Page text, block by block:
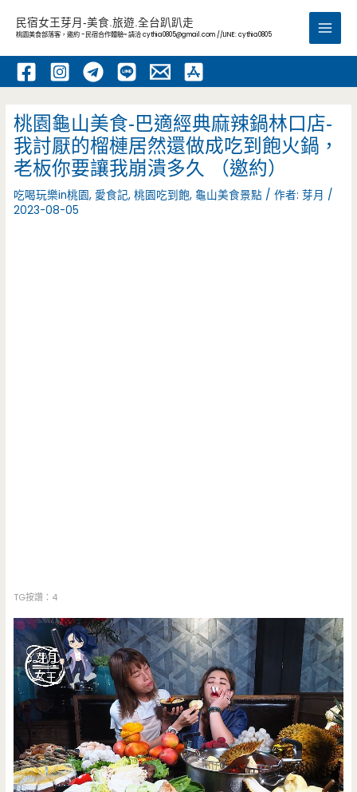
內
民宿女王芽月-美食.旅遊.全台趴趴走
桃園美食部落客，邀約 -民宿合作體驗~ 請洽cythia0805@gmail.com //LINE: cythia0805
Main
桃園龜山美食-巴適經典麻辣鍋林口店-
我討厭的榴槤居然還做成吃到飽火鍋，
老板你要讓我崩潰多久 （邀約）
吃喝玩樂in桃園, 愛食記,桃園吃到飽,龜山美食景點 / 作者:芽月 /
2023-08-05
TG按讚：4